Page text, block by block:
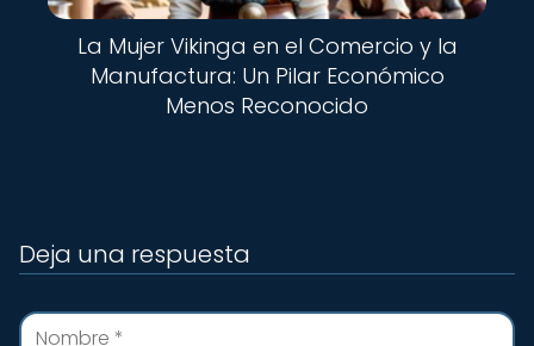
La Mujer Vikinga en el Comercio y la
Manufactura: Un Pilar Económico
Menos Reconocido
Deja una respuesta